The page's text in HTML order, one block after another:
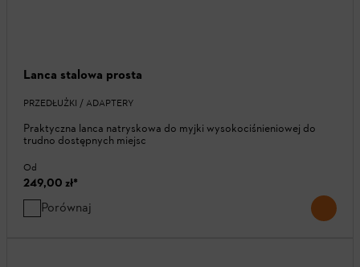
Lanca stalowa prosta
PRZEDŁUŻKI / ADAPTERY
Praktyczna lanca natryskowa do myjki wysokociśnieniowej do
trudno dostępnych miejsc
Od
249,00 zł*
Porównaj